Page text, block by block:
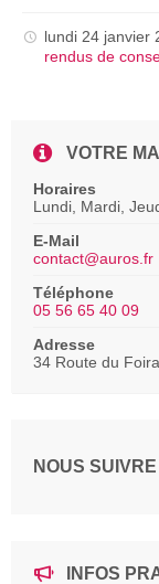
lundi 24 janvier
rendus de
VOTRE
Horaires
Lundi, Mardi,
E-Mail
contact@auros.fr
Téléphone
05 56 65 40 09
Adresse
34 Route du
NOUS SUIVRE
INFOS